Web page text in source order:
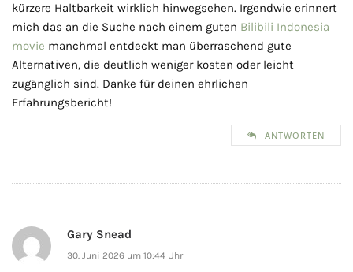
kürzere Haltbarkeit wirklich hinwegsehen. Irgendwie erinnert
mich das an die Suche nach einem guten Bilibili Indonesia
movie manchmal entdeckt man überraschend gute
Alternativen, die deutlich weniger kosten oder leicht
zugänglich sind. Danke für deinen ehrlichen
Erfahrungsbericht!
ANTWORTEN
Gary Snead
30. Juni 2026 um 10:44 Uhr